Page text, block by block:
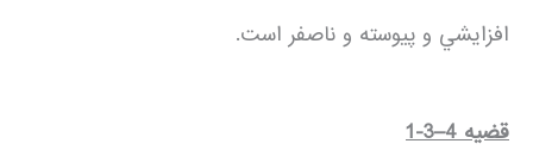
افزايشي و پيوسته و ناصفر است.
قضيه4
–
3
-1